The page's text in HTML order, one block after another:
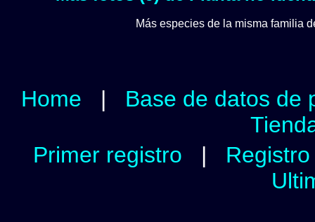
Más especies de la misma familia
Home | Base de datos de
Primer registro |